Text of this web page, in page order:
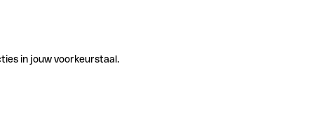
in jouw voorkeurstaal.